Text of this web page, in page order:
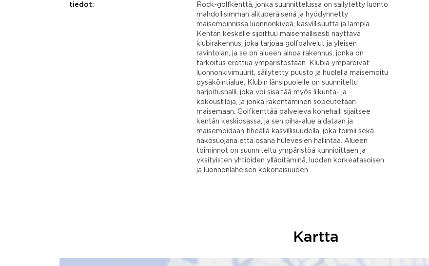
tiedot:
Rock-golfkenttä, jonka suunnittelussa on säilytetty luonto
mahdollisimman alkuperäisenä ja hyödynnetty
maisemoinnissa luonnonkiveä, kasvillisuutta ja lampia.
Kentän keskelle sijoittuu maisemallisesti näyttävä
klubirakennus, joka tarjoaa golfpalvelut ja yleisen
ravintolan, ja se on alueen ainoa rakennus, jonka on
tarkoitus erottua ympäristöstään. Klubia ympäröivät
luonnonkivimuurit, säilytetty puusto ja huolella maisemoitu
pysäköintialue. Klubin länsipuolelle on suunniteltu
harjoitushalli, joka voi sisältää myös liikunta- ja
kokoustiloja, ja jonka rakentaminen sopeutetaan
maisemaan. Golfkenttää palveleva konehalli sijaitsee
kentän keskiosassa, ja sen piha-alue aidataan ja
maisemoidaan tiheällä kasvillisuudella, joka toimii sekä
näkösuojana että osana hulevesien hallintaa. Alueen
toiminnot on suunniteltu ympäristöä kunnioittaen ja
yksityisten yhtiöiden ylläpitäminä, luoden korkeatasoisen
ja luonnonläheisen kokonaisuuden.
Kartta